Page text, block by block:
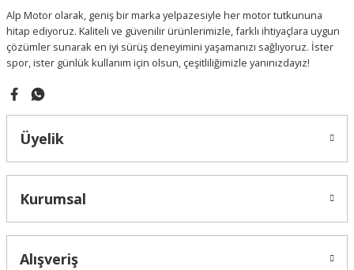
Alp Motor olarak, geniş bir marka yelpazesiyle her motor tutkununa
hitap ediyoruz. Kaliteli ve güvenilir ürünlerimizle, farklı ihtiyaçlara uygun
çözümler sunarak en iyi sürüş deneyimini yaşamanızı sağlıyoruz. İster
spor, ister günlük kullanım için olsun, çeşitliliğimizle yanınızdayız!
Üyelik
Kurumsal
Alışveriş